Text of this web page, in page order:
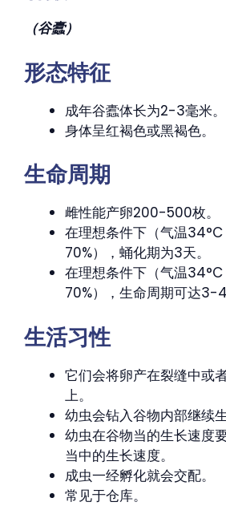
（谷蠹）
形态特征
成年谷蠹体长为2-3毫米。
身体呈红褐色或黑褐色。
生命周期
雌性能产卵200-500枚。
在理想条件下（气温
70%），蛹化期为3天。
在理想条件下（气温
70%），生命周期可达3-4
生活习性
它们会将卵产在裂缝中或
上。
幼虫会钻入谷物内部继续生
幼虫在谷物当的生长速度
当中的生长速度。
成虫一经孵化就会交配。
常见于仓库。